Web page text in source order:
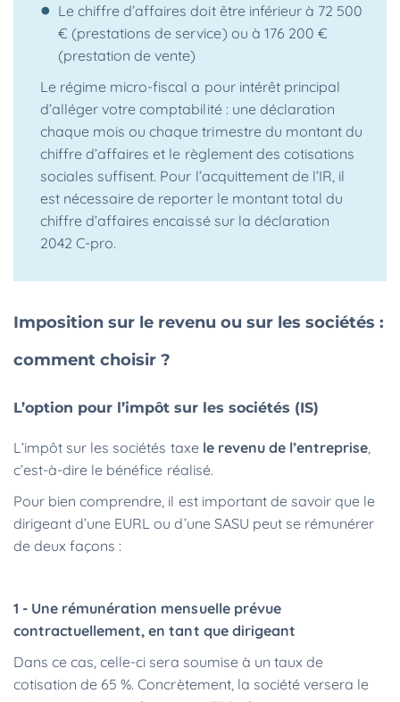
Le chiffre d’affaires doit être inférieur à 72 500
€ (prestations de service) ou à 176 200 €
(prestation de vente)
Le régime micro-fiscal a pour intérêt principal
d’alléger votre comptabilité : une déclaration
chaque mois ou chaque trimestre du montant du
chiffre d’affaires et le règlement des cotisations
sociales suffisent. Pour l’acquittement de l’IR, il
est nécessaire de reporter le montant total du
chiffre d’affaires encaissé sur la déclaration
2042 C-pro.
Imposition sur le revenu ou sur les sociétés :
comment choisir ?
L’option pour l’impôt sur les sociétés (IS)
L’impôt sur les sociétés taxe le revenu de l’entreprise,
c’est-à-dire le bénéfice réalisé.
Pour bien comprendre, il est important de savoir que le
dirigeant d’une EURL ou d’une SASU peut se rémunérer
de deux façons :
1 - Une rémunération mensuelle prévue
contractuellement, en tant que dirigeant
Dans ce cas, celle-ci sera soumise à un taux de
cotisation de 65 %. Concrètement, la société versera le